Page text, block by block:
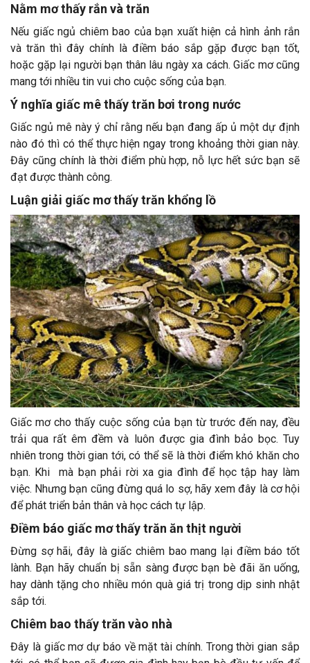
Nằm mơ thấy rắn và trăn
Nếu giấc ngủ chiêm bao của bạn xuất hiện cả hình ảnh rắn
và trăn thì đây chính là điềm báo sắp gặp được bạn tốt,
hoặc gặp lại người bạn thân lâu ngày xa cách. Giấc mơ cũng
mang tới nhiều tin vui cho cuộc sống của bạn.
Ý nghĩa giấc mê thấy trăn bơi trong nước
Giấc ngủ mê này ý chỉ rằng nếu bạn đang ấp ủ một dự định
nào đó thì có thể thực hiện ngay trong khoảng thời gian này.
Đây cũng chính là thời điểm phù hợp, nỗ lực hết sức bạn sẽ
đạt được thành công.
Luận giải giấc mơ thấy trăn khổng lồ
Giấc mơ cho thấy cuộc sống của bạn từ trước đến nay, đều
trải qua rất êm đềm và luôn được gia đình bảo bọc. Tuy
nhiên trong thời gian tới, có thể sẽ là thời điểm khó khăn cho
bạn. Khi mà bạn phải rời xa gia đình để học tập hay làm
việc. Nhưng bạn cũng đừng quá lo sợ, hãy xem đây là cơ hội
để phát triển bản thân và học cách tự lập.
Điềm báo giấc mơ thấy trăn ăn thịt người
Đừng sợ hãi, đây là giấc chiêm bao mang lại điềm báo tốt
lành. Bạn hãy chuẩn bị sẵn sàng được bạn bè đãi ăn uống,
hay dành tặng cho nhiều món quà giá trị trong dịp sinh nhật
sắp tới.
Chiêm bao thấy trăn vào nhà
Đây là giấc mơ dự báo về mặt tài chính. Trong thời gian sắp